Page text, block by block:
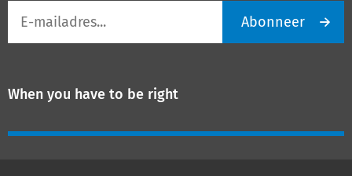
mailadres
Abonneer
When you have to be right